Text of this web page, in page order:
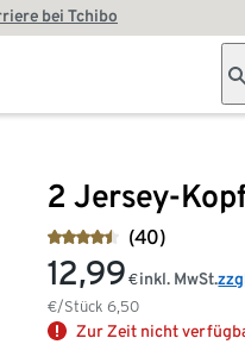
bei Tchibo
2 Jersey-
(40)
12,99 €
€/Stück6,50
inkl. MwSt.
Zur Zeit nicht